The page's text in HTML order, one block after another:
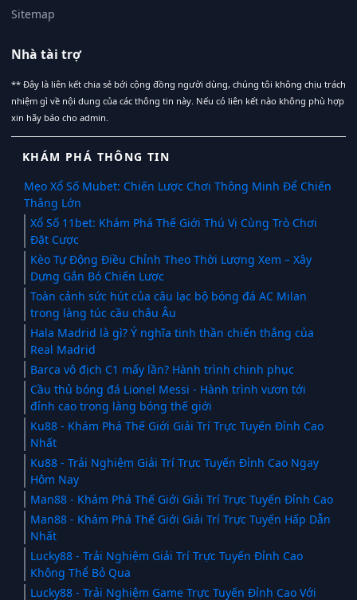
Sitemap
Nhà tài trợ
** Đây là liên kết chia sẻ bới cộng đồng người dùng, chúng tôi không chịu trách
nhiệm gì về nội dung của các thông tin này. Nếu có liên kết nào không phù hợp
xin hãy báo cho admin.
KHÁM PHÁ THÔNG TIN
Mẹo Xổ Số Mubet: Chiến Lược Chơi Thông Minh Để Chiến
Thắng Lớn
Xổ Số 11bet: Khám Phá Thế Giới Thú Vị Cùng Trò Chơi
Đặt Cược
Kèo Tự Động Điều Chỉnh Theo Thời Lượng Xem – Xây
Dựng Gắn Bó Chiến Lược
Toàn cảnh sức hút của câu lạc bộ bóng đá AC Milan
trong làng túc cầu châu Âu
Hala Madrid là gì? Ý nghĩa tinh thần chiến thắng của
Real Madrid
Barca vô địch C1 mấy lần? Hành trình chinh phục
Cầu thủ bóng đá Lionel Messi - Hành trình vươn tới
đỉnh cao trong làng bóng thế giới
Ku88 - Khám Phá Thế Giới Giải Trí Trực Tuyến Đỉnh Cao
Nhất
Ku88 - Trải Nghiệm Giải Trí Trực Tuyến Đỉnh Cao Ngay
Hôm Nay
Man88 - Khám Phá Thế Giới Giải Trí Trực Tuyến Đỉnh Cao
Man88 - Khám Phá Thế Giới Giải Trí Trực Tuyến Hấp Dẫn
Nhất
Lucky88 - Trải Nghiệm Giải Trí Trực Tuyến Đỉnh Cao
Không Thể Bỏ Qua
Lucky88 - Trải Nghiệm Game Trực Tuyến Đỉnh Cao Với